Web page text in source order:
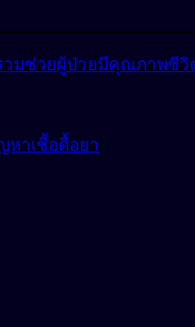
รวมช่วยผู้ป่วยมีคุณภาพชี
หาเชื้อดื้อยา